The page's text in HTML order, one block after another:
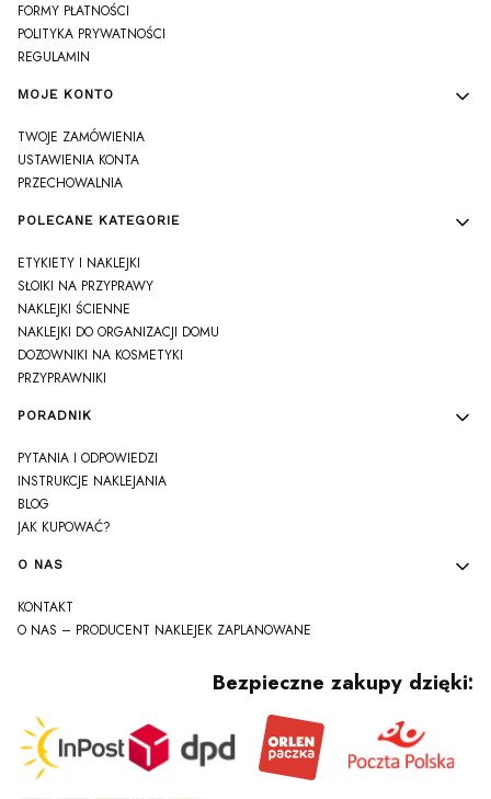
FORMY PŁATNOŚCI
POLITYKA PRYWATNOŚCI
REGULAMIN
MOJE KONTO
TWOJE ZAMÓWIENIA
USTAWIENIA KONTA
PRZECHOWALNIA
POLECANE KATEGORIE
ETYKIETY I NAKLEJKI
SŁOIKI NA PRZYPRAWY
NAKLEJKI ŚCIENNE
NAKLEJKI DO ORGANIZACJI DOMU
DOZOWNIKI NA KOSMETYKI
PRZYPRAWNIKI
PORADNIK
PYTANIA I ODPOWIEDZI
INSTRUKCJE NAKLEJANIA
BLOG
JAK KUPOWAĆ?
O NAS
KONTAKT
O NAS – PRODUCENT NAKLEJEK ZAPLANOWANE
Bezpieczne zakupy dzięki: